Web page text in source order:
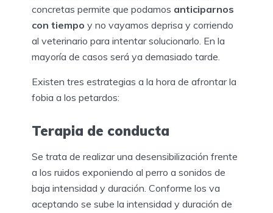
concretas permite que podamos anticiparnos
con tiempo y no vayamos deprisa y corriendo
al veterinario para intentar solucionarlo. En la
mayoría de casos será ya demasiado tarde.
Existen tres estrategias a la hora de afrontar la
fobia a los petardos:
Terapia de conducta
Se trata de realizar una desensibilización frente
a los ruidos exponiendo al perro a sonidos de
baja intensidad y duración. Conforme los va
aceptando se sube la intensidad y duración de